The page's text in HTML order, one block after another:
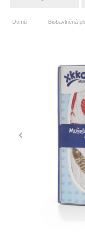
Domů —— Biobavlněná